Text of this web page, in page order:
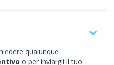
qualunque
o per inviargli il tuo